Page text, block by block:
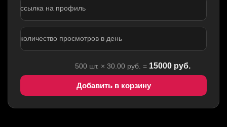
ссылка на профиль
количество просмотров в день
500 шт. × 30.00 руб. = 15000 руб.
Добавить в корзину